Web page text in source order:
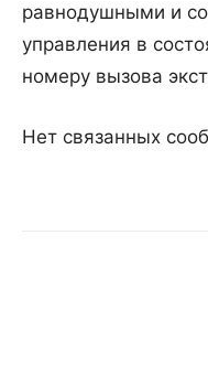
равнодушными и
управления в
номеру вызова
Нет связанных